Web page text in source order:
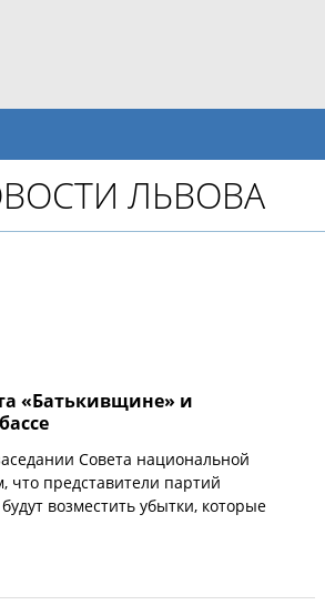
ЛЬВОВА
«Батькивщине» и
Совета национальной
что представители партий
возместить убытки, которые